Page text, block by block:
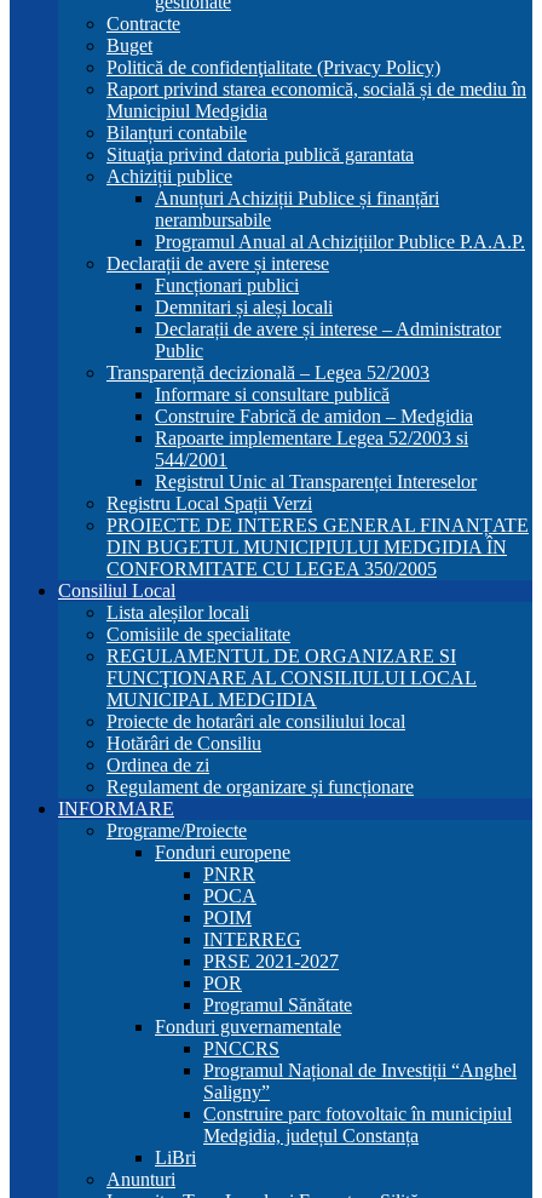
Contracte
Buget
Politică de confidenţialitate (Privacy Policy)
Raport privind starea economică, socială și de mediu în
Municipiul Medgidia
Bilanțuri contabile
Situaţia privind datoria publică garantata
Achiziții publice
Anunțuri Achiziții Publice și finanțări
nerambursabile
Programul Anual al Achizițiilor Publice P.A.A.P.
Declarații de avere și interese
Funcționari publici
Demnitari și aleși locali
Declarații de avere și interese – Administrator
Public
Transparență decizională – Legea 52/2003
Informare si consultare publică
Construire Fabrică de amidon – Medgidia
Rapoarte implementare Legea 52/2003 si
544/2001
Registrul Unic al Transparenței Intereselor
Registru Local Spații Verzi
PROIECTE DE INTERES GENERAL FINANȚATE
DIN BUGETUL MUNICIPIULUI MEDGIDIA ÎN
CONFORMITATE CU LEGEA 350/2005
Consiliul Local
Lista aleșilor locali
Comisiile de specialitate
REGULAMENTUL DE ORGANIZARE SI
FUNCŢIONARE AL CONSILIULUI LOCAL
MUNICIPAL MEDGIDIA
Proiecte de hotarâri ale consiliului local
Hotărâri de Consiliu
Ordinea de zi
Regulament de organizare și funcționare
INFORMARE
Programe/Proiecte
Fonduri europene
PNRR
POCA
POIM
INTERREG
PRSE 2021-2027
POR
Programul Sănătate
Fonduri guvernamentale
PNCCRS
Programul Național de Investiții “Anghel
Saligny”
Construire parc fotovoltaic în municipiul
Medgidia, județul Constanța
LiBri
Anunturi